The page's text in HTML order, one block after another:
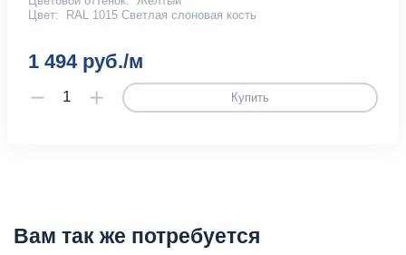
Цвет:
RAL 1015 Светлая слоновая кость
1 494 руб./м
Купить
Вам так же потребуется